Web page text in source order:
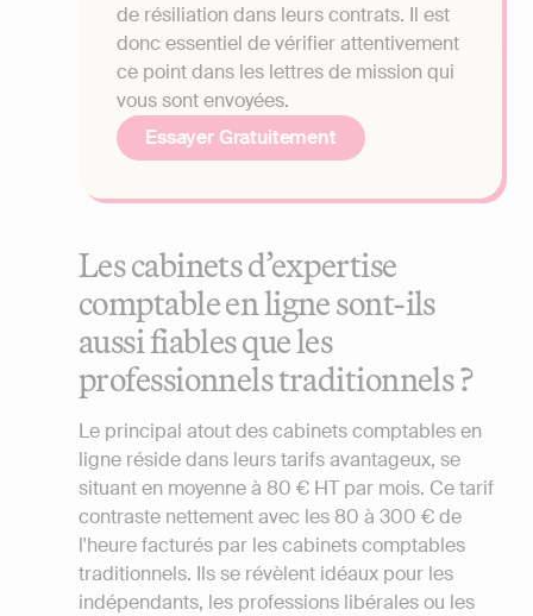
de résiliation dans leurs contrats. Il est
donc essentiel de vérifier attentivement
ce point dans les lettres de mission qui
vous sont envoyées.
Essayer Gratuitement
Les cabinets d’expertise
comptable en ligne sont-ils
aussi fiables que les
professionnels traditionnels ?
Le principal atout des cabinets comptables en
ligne réside dans leurs tarifs avantageux, se
situant en moyenne à 80 € HT par mois. Ce tarif
contraste nettement avec les 80 à 300 € de
l'heure facturés par les cabinets comptables
traditionnels. Ils se révèlent idéaux pour les
indépendants, les professions libérales ou les